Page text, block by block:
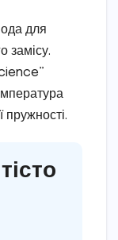
для
замісу.
пружності.